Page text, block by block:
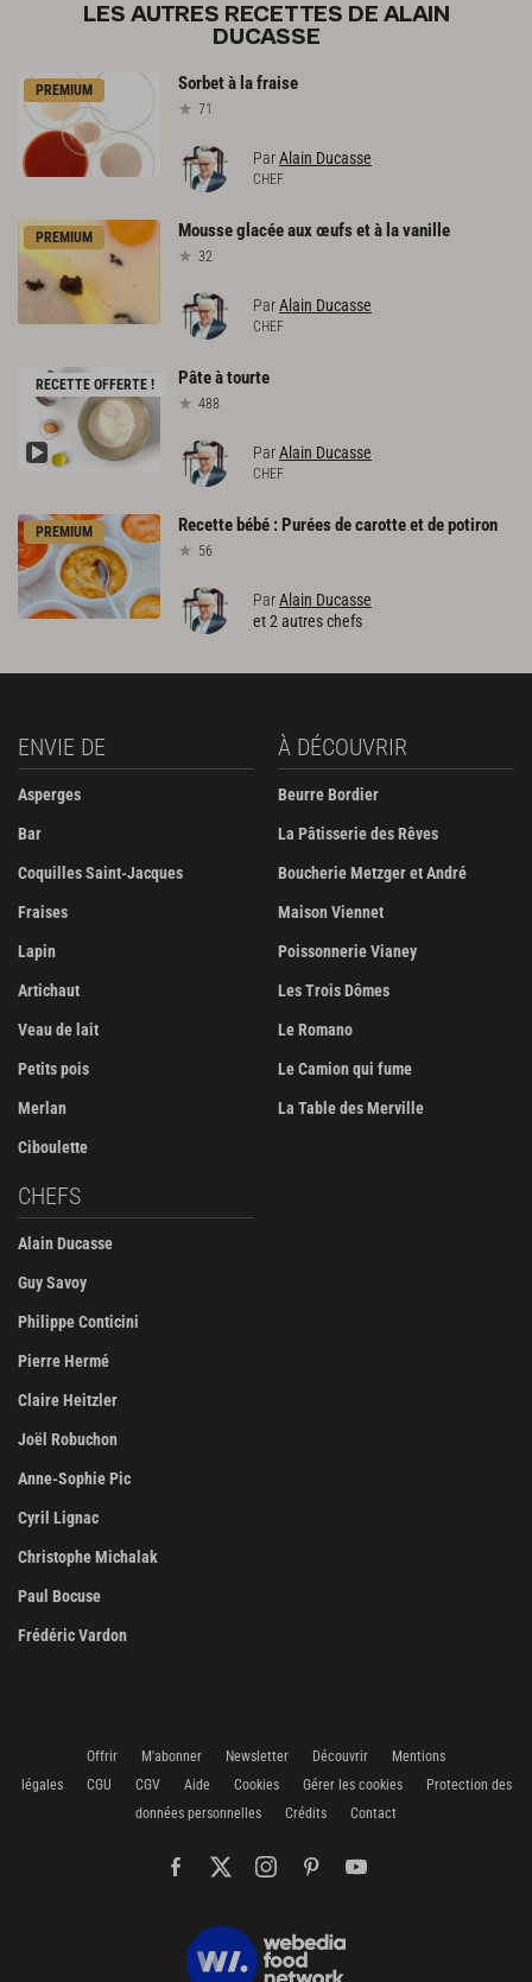
LES AUTRES RECETTES DE ALAIN
DUCASSE
PREMIUM Sorbetà lafraise
71
ParAlain Ducasse
CHEF
PREMIUM Mousseglacéeauxœufsetà lavanille
32
ParAlain Ducasse
CHEF
RECETTE OFFERTE ! Pâteàtourte
488
ParAlain Ducasse
CHEF
PREMIUM Recette bébé : Puréesdecarotteetdepotiron
56
ParAlain Ducasse
et 2 autres chefs
ENVIE DE
Asperges
Bar
Coquilles Saint-Jacques
Fraises
Lapin
Artichaut
Veau de lait
Petits pois
Merlan
Ciboulette
À DÉCOUVRIR
Beurre Bordier
La Pâtisserie des Rêves
Boucherie Metzger et André
Maison Viennet
Poissonnerie Vianey
Les Trois Dômes
Le Romano
Le Camion qui fume
La Table des Merville
CHEFS
Alain Ducasse
Guy Savoy
Philippe Conticini
Pierre Hermé
Claire Heitzler
Joël Robuchon
Anne-Sophie Pic
Cyril Lignac
Christophe Michalak
Paul Bocuse
Frédéric Vardon
Offrir M'abonner Newsletter Découvrir
Mentions
légales
CGU CGV Aide Cookies Gérer les cookies
Protection des
données personnelles
Crédits Contact